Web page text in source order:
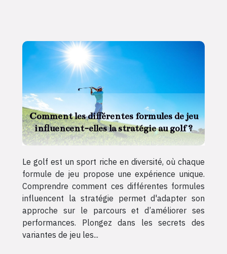
Comment les différentes formules de jeu
influencent-elles la stratégie au golf ?
Le golf est un sport riche en diversité, où chaque
formule de jeu propose une expérience unique.
Comprendre comment ces différentes formules
influencent la stratégie permet d'adapter son
approche sur le parcours et d’améliorer ses
performances. Plongez dans les secrets des
variantes de jeu les...